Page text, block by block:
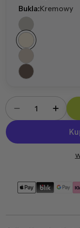
Bukla:Kremowy
Ilość
Zmniejsz ilość
Metody